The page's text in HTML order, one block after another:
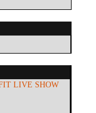
LIVE SHOW